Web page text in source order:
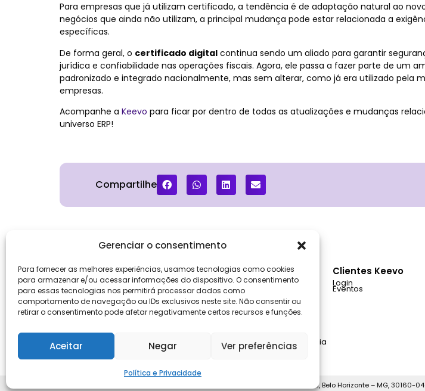
Gerenciar o consentimento
Para fornecer as melhores experiências, usamos tecnologias como cookies
para armazenar e/ou acessar informações do dispositivo. O consentimento
para essas tecnologias nos permitirá processar dados como
comportamento de navegação ou IDs exclusivos neste site. Não consentir ou
retirar o consentimento pode afetar negativamente certos recursos e funções.
Aceitar Negar Ver preferências
Política e Privacidade
Para empresas que já utilizam certificado, a tendência é de adaptação natural ao
negócios que ainda não utilizam, a principal mudança pode estar relacionada a
específicas.
De forma geral, o certificado digital continua sendo um aliado para garantir
jurídica e confiabilidade nas operações fiscais. Agora, ele passa a fazer parte de um
padronizado e integrado nacionalmente, mas sem alterar, como já era utilizado pela
empresas.
Acompanhe a Keevo para ficar por dentro de todas as atualizações e mudanças
universo ERP!
Compartilhe
Institucional
Sobre Nós
Trabalhe Conosco
Relatório de Transparência
Salarial
Clientes Keevo
Login
Eventos
Rua Rio de Janeiro, 1462 – Lourdes, Belo Horizonte – MG, 30160-